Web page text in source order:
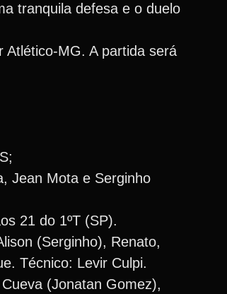
tranquila defesa e o duelo
Atlético-MG. A partida será
Jean Mota e Serginho
21 do 1ºT (SP).
(Serginho), Renato,
Técnico: Levir Culpi.
(Jonatan Gomez),